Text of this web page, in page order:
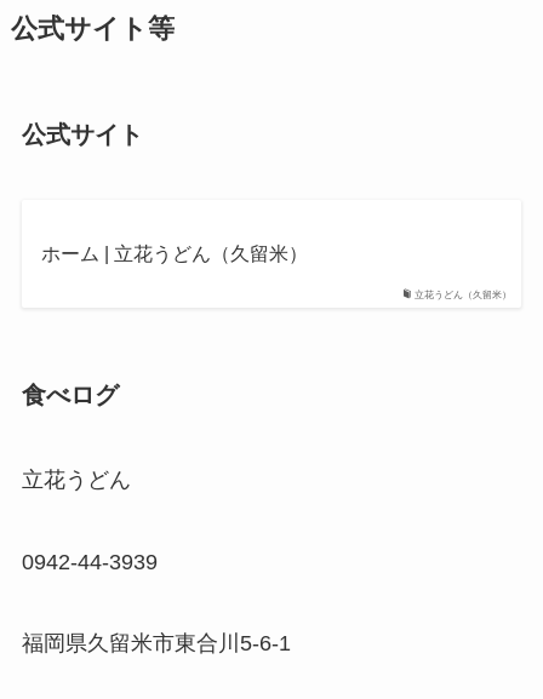
公式サイト等
公式サイト
立花うどん（久留米）
ホーム | 立花うどん（久留米）
食べログ
立花うどん
0942-44-3939
福岡県久留米市東合川5-6-1